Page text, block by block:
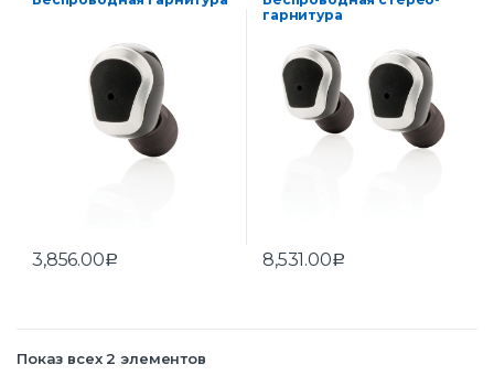
Электроника
3,856.00Р
Электроника
гарнитура
8,531.00Р
Показ всех 2 элементов